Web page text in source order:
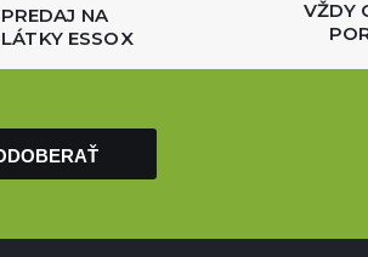
PREDAJ NA
ESSOX
VŽDY